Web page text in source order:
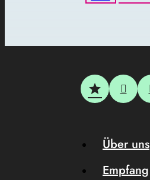
Über uns
Empfang